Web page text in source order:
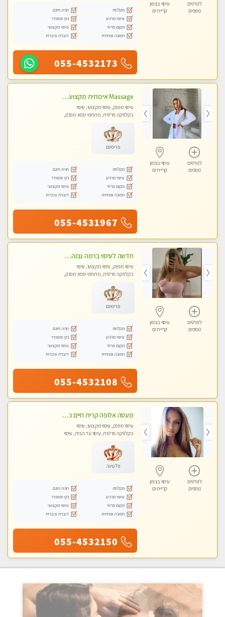
לפרטים
נוספים
עיסוי בצפון
קריית ים
מקלחת
חניה חינם
עיסוי מרגיע
נקי ומסודר
מקום פרטי
עיסוי מקצועי
תמונה אמיתית
דוברת עיברית
055-4532173
לפרטים
נוספים
עיסוי בצפון
קריית ים
Massage איכותית מקצועית ומפנקת- ללא מין !!
עיסוי מפנק, עיסוי מקצועי, עיסוי
בקלניקה פרטית, מתחמי ספא מפנק,
פרימיום
מקלחת
חניה חינם
עיסוי מרגיע
נקי ומסודר
מקום פרטי
עיסוי מקצועי
תמונה אמיתית
דוברת עיברית
055-4531967
לפרטים
נוספים
עיסוי בצפון
קריית ים
חדשה לעיסוי ברמה גבוהה VIP תתקשר .....בקרית אתא ללא מין !
עיסוי מפנק, עיסוי מקצועי, עיסוי
בקלניקה פרטית, מתחמי ספא מפנק,
פרימיום
מקלחת
חניה חינם
עיסוי מרגיע
נקי ומסודר
מקום פרטי
עיסוי מקצועי
תמונה אמיתית
דוברת עיברית
055-4532108
לפרטים
נוספים
עיסוי בצפון
קריית ים
מעסה אלופה קרית חיים כל סוגי העיסויים מעסה מקצועית ואיכותית פרטי!!
עיסוי מפנק, עיסוי מקצועי, עיסוי
בקלניקה פרטית, עיסוי עד הבית, עיסוי
פלטינה
מקלחת
חניה חינם
עיסוי מרגיע
נקי ומסודר
מקום פרטי
עיסוי מקצועי
תמונה אמיתית
דוברת עיברית
055-4532150